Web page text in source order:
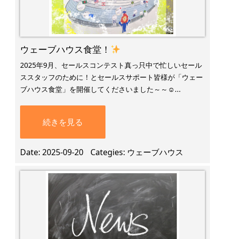
ウェーブハウス食堂！
2025年9月、セールスコンテスト真っ只中で忙しいセール
ススタッフのために！とセールスサポート皆様が「ウェー
ブハウス食堂」を開催してくださいました～～☺...
続きを見る
Date 2025-09-20 Categies ウェーブハウス